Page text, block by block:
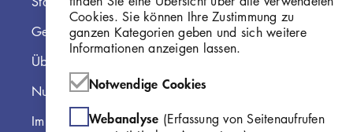
Georg Kolbe Museum
Über die Online Sammlung
Nutzungshinweise
Impressum
Cookies. Sie können Ihre Zustimmung zu
ganzen Kategorien geben und sich weitere
Informationen anzeigen lassen.
Notwendige Cookies
Webanalyse (Erfassung von Seitenaufrufen